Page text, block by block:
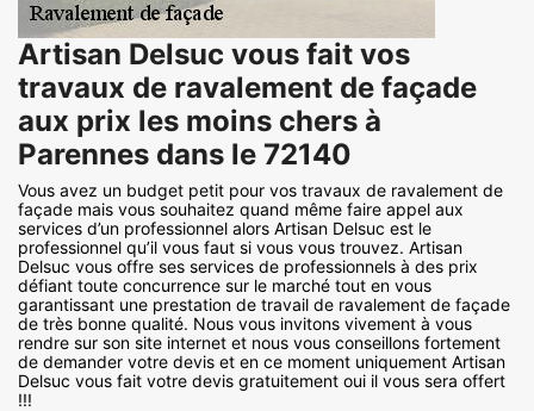
Artisan Delsuc vous fait vos
travaux de ravalement de façade
aux prix les moins chers à
Parennes dans le 72140
Vous avez un budget petit pour vos travaux de ravalement de
façade mais vous souhaitez quand même faire appel aux
services d’un professionnel alors Artisan Delsuc est le
professionnel qu’il vous faut si vous vous trouvez. Artisan
Delsuc vous offre ses services de professionnels à des prix
défiant toute concurrence sur le marché tout en vous
garantissant une prestation de travail de ravalement de façade
de très bonne qualité. Nous vous invitons vivement à vous
rendre sur son site internet et nous vous conseillons fortement
de demander votre devis et en ce moment uniquement Artisan
Delsuc vous fait votre devis gratuitement oui il vous sera offert
!!!